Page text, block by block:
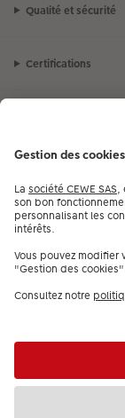
pratique,
Qualité et sécurité
Certifications
Services
CEWE
7j/7,